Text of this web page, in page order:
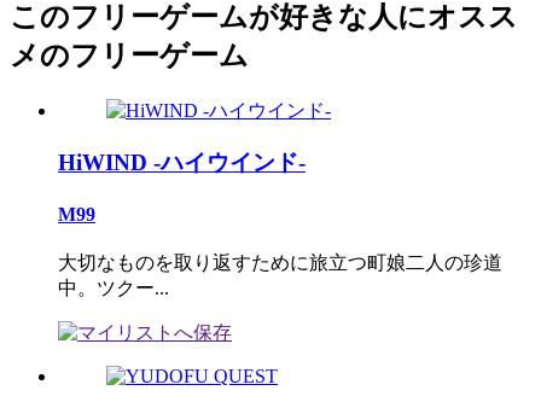
このフリーゲームが好きな人にオスス
メのフリーゲーム
HiWIND -ハイウインド-
M99
大切なものを取り返すために旅立つ町娘二人の珍道
中。ツクー...